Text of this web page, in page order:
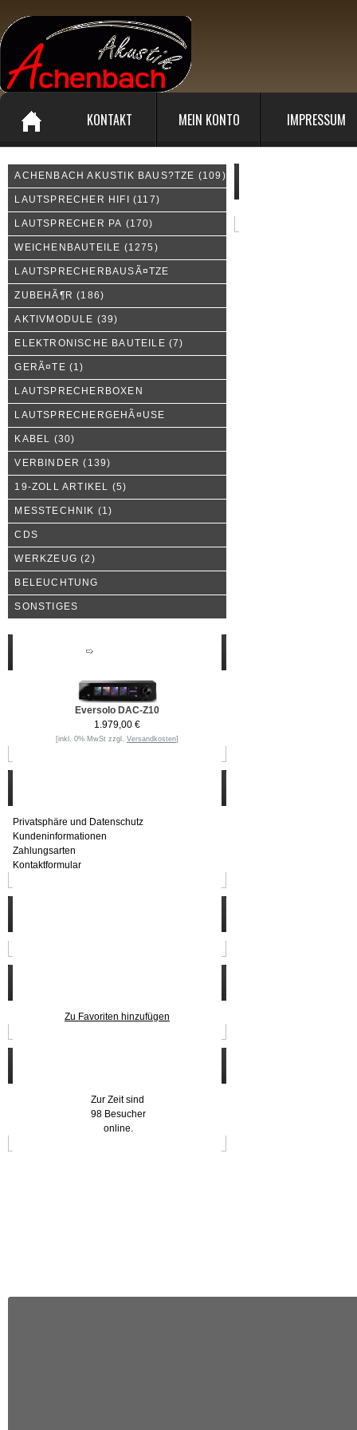
KONTAKT MEIN KONTO IMPRESSUM
ACHENBACH AKUSTIK BAUS?TZE (109)
LAUTSPRECHER HIFI (117)
LAUTSPRECHER PA (170)
WEICHENBAUTEILE (1275)
LAUTSPRECHERBAUSÃ¤TZE
ZUBEHÃ¶R (186)
AKTIVMODULE (39)
ELEKTRONISCHE BAUTEILE (7)
GERÃ¤TE (1)
LAUTSPRECHERBOXEN
LAUTSPRECHERGEHÃ¤USE
KABEL (30)
VERBINDER (139)
19-ZOLL ARTIKEL (5)
MESSTECHNIK (1)
CDS
WERKZEUG (2)
BELEUCHTUNG
SONSTIGES
Eversolo DAC-Z10
1.979,00 €
[inkl. 0% MwSt zzgl. Versandkosten]
Privatsphäre und Datenschutz
Kundeninformationen
Zahlungsarten
Kontaktformular
Zu Favoriten hinzufügen
Zur Zeit sind
98 Besucher
online.